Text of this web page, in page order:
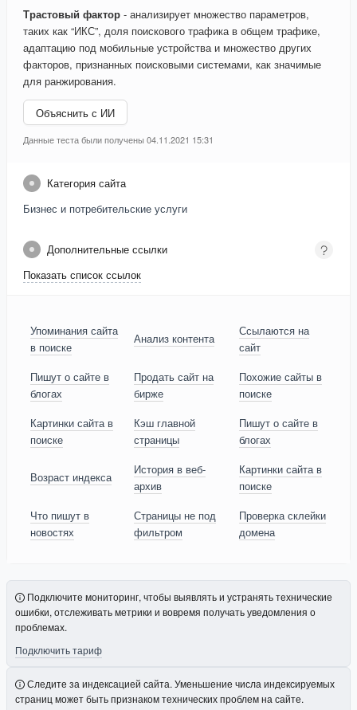
Трастовый фактор - анализирует множество параметров,
таких как “ИКС”, доля поискового трафика в общем трафике,
адаптацию под мобильные устройства и множество других
факторов, признанных поисковыми системами, как значимые
для ранжирования.
Объяснить с ИИ
Данные теста были получены 04.11.2021 15:31
Категория сайта
Бизнес и потребительские услуги
Дополнительные ссылки
Показать список ссылок
Упоминания сайта
в поиске
Анализ контента
Ссылаются на
сайт
Пишут о сайте в
блогах
Продать сайт на
бирже
Похожие сайты в
поиске
Картинки сайта в
поиске
Кэш главной
страницы
Пишут о сайте в
блогах
Возраст индекса
История в веб-
архив
Картинки сайта в
поиске
Что пишут в
новостях
Страницы не под
фильтром
Проверка склейки
домена
Подключите мониторинг, чтобы выявлять и устранять технические
ошибки, отслеживать метрики и вовремя получать уведомления о
проблемах.
Подключить тариф
Следите за индексацией сайта. Уменьшение числа индексируемых
страниц может быть признаком технических проблем на сайте.